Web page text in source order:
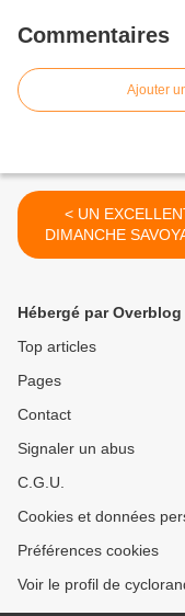
Commentaires
Ajouter
< UN EXCELLENT
DIMANCHE
POUR LE CRV.
Hébergé par Overblog
Top articles
Pages
Contact
Signaler un abus
C.G.U.
Cookies et données
Préférences cookies
Voir le profil de